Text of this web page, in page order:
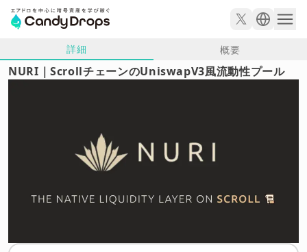
詳細 概要
NURI｜ScrollチェーンのUniswapV3風流動性プール